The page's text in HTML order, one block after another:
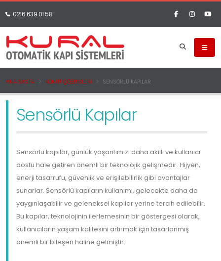
0216 639 01 58
ANA SAYFA KONUT ÇÖZÜMLERI SENSÖRLÜ KAPILAR
Sensörlü Kapılar
Sensörlü kapılar, günlük yaşantımızı daha akıllı ve kullanıcı
dostu hale getiren önemli bir teknolojik gelişmedir. Hijyen,
enerji tasarrufu, güvenlik ve erişilebilirlik gibi avantajlar
sunarlar. Sensörlü kapıların kullanımı, gelecekte daha da
yaygınlaşabilir ve geleneksel kapılar yerine tercih edilebilir.
Bu kapılar, teknolojinin ilerlemesinin bir göstergesi olarak,
kullanıcıların yaşam kalitesini artırmak için tasarlanmış
önemli bir bileşen haline gelmiştir.